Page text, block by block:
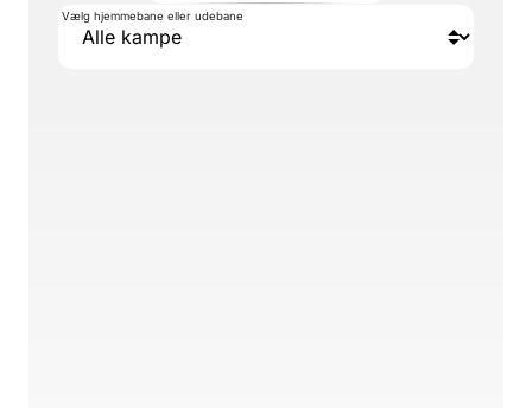
Vælg hjemmebane eller udebane